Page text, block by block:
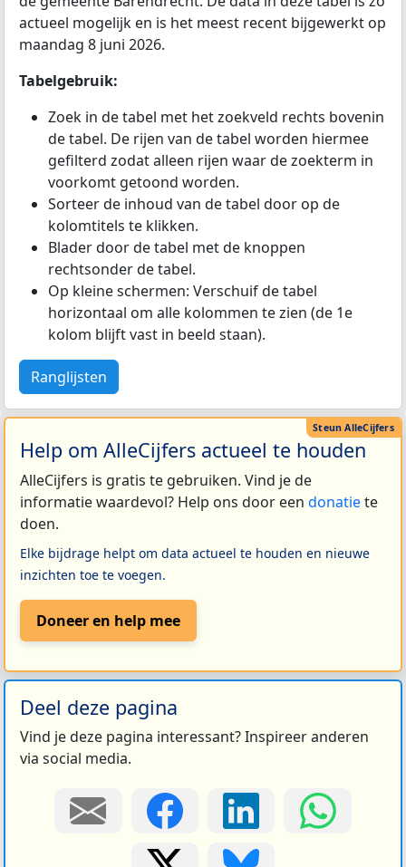
actueel mogelijk en is het meest recent bijgewerkt op
maandag 8 juni 2026.
Tabelgebruik:
Zoek in de tabel met het zoekveld rechts bovenin
de tabel. De rijen van de tabel worden hiermee
gefilterd zodat alleen rijen waar de zoekterm in
voorkomt getoond worden.
Sorteer de inhoud van de tabel door op de
kolomtitels te klikken.
Blader door de tabel met de knoppen
rechtsonder de tabel.
Op kleine schermen: Verschuif de tabel
horizontaal om alle kolommen te zien (de 1e
kolom blijft vast in beeld staan).
Ranglijsten
Help om AlleCijfers actueel te houden
AlleCijfers is gratis te gebruiken. Vind je de
informatie waardevol? Help ons door een donatiete
doen.
Elke bijdrage helpt om data actueel te houden en nieuwe
inzichten toe te voegen.
Doneer en help mee
Deel deze pagina
Vind je deze pagina interessant? Inspireer anderen
via social media.